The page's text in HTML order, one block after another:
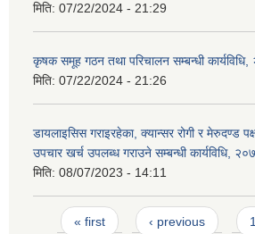
मिति: 07/22/2024 - 21:29
कृषक समूह गठन तथा परिचालन सम्बन्धी
मिति: 07/22/2024 - 21:26
डायलाइसिस गराइरहेका, क्यान्सर रोगी र मेरुदण्ड
उपचार खर्च उपलब्ध गराउने सम्बन्धी कार्यविधि,
मिति: 08/07/2023 - 14:11
Pages
« first ‹ previous 1